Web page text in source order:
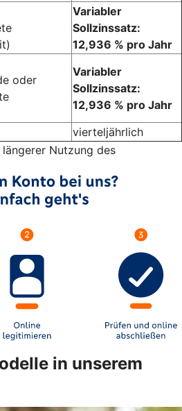
Variabler
Sollzinssatz:
12,936 % pro Jahr
oder
Variabler
Sollzinssatz:
12,936 % pro Jahr
vierteljährlich
Nutzung des
in unserem